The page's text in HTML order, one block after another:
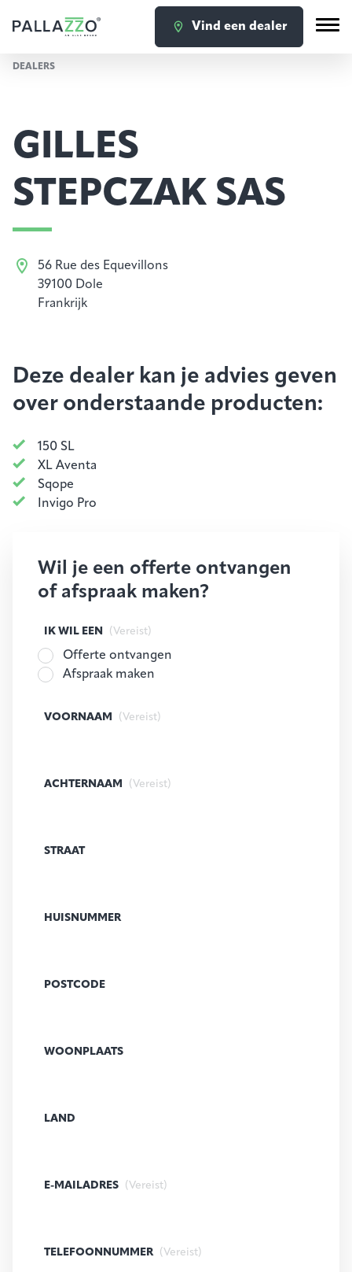
Vind een dealer
DEALERS
GILLES
STEPCZAK SAS
56 Rue des Equevillons
39100 Dole
Frankrijk
Deze dealer kan je advies geven
over onderstaande producten:
150 SL
XL Aventa
Sqope
Invigo Pro
Wil je een offerte ontvangen
of afspraak maken?
IK WIL EEN (Vereist)
Offerte ontvangen
Afspraak maken
VOORNAAM (Vereist)
ACHTERNAAM (Vereist)
STRAAT
HUISNUMMER
POSTCODE
WOONPLAATS
LAND
E-MAILADRES (Vereist)
TELEFOONNUMMER (Vereist)